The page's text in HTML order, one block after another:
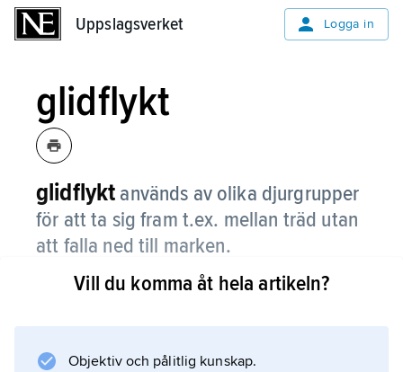
Uppslagsverket Logga in
glidflykt
glidflykt används av olika djurgrupper
för att ta sig fram t.ex. mellan träd utan
att falla ned till marken.
Djuren kastar sig ut från ett träd och kan tack
närbeläget träd utan att förlora mycket höjd.
Vill du komma åt hela artikeln?
Objektiv och pålitlig kunskap.